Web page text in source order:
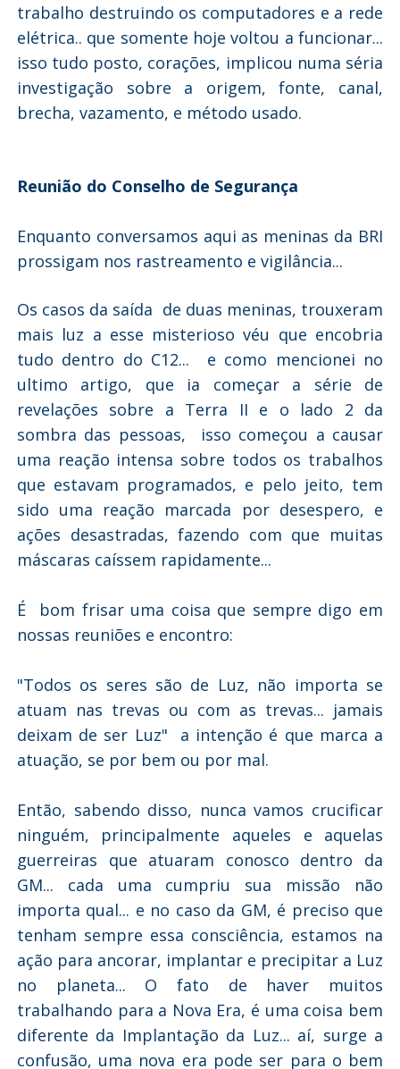
trabalho destruindo os computadores e a rede
elétrica.. que somente hoje voltou a funcionar...
isso tudo posto, corações, implicou numa séria
investigação sobre a origem, fonte, canal,
brecha, vazamento, e método usado.
Reunião do Conselho de Segurança
Enquanto conversamos aqui as meninas da BRI
prossigam nos rastreamento e vigilância...
Os casos da saída de duas meninas, trouxeram
mais luz a esse misterioso véu que encobria
tudo dentro do C12... e como mencionei no
ultimo artigo, que ia começar a série de
revelações sobre a Terra II e o lado 2 da
sombra das pessoas, isso começou a causar
uma reação intensa sobre todos os trabalhos
que estavam programados, e pelo jeito, tem
sido uma reação marcada por desespero, e
ações desastradas, fazendo com que muitas
máscaras caíssem rapidamente...
É bom frisar uma coisa que sempre digo em
nossas reuniões e encontro:
"Todos os seres são de Luz, não importa se
atuam nas trevas ou com as trevas... jamais
deixam de ser Luz" a intenção é que marca a
atuação, se por bem ou por mal.
Então, sabendo disso, nunca vamos crucificar
ninguém, principalmente aqueles e aquelas
guerreiras que atuaram conosco dentro da
GM... cada uma cumpriu sua missão não
importa qual... e no caso da GM, é preciso que
tenham sempre essa consciência, estamos na
ação para ancorar, implantar e precipitar a Luz
no planeta... O fato de haver muitos
trabalhando para a Nova Era, é uma coisa bem
diferente da Implantação da Luz... aí, surge a
confusão, uma nova era pode ser para o bem